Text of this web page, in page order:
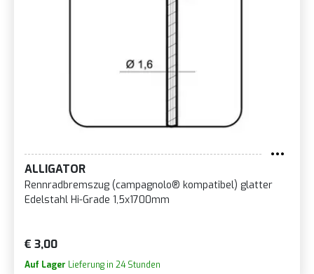
ALLIGATOR
Rennradbremszug (campagnolo® kompatibel) glatter
Edelstahl Hi-Grade 1,5x1700mm
€ 3,00
Auf Lager Lieferung in 24 Stunden